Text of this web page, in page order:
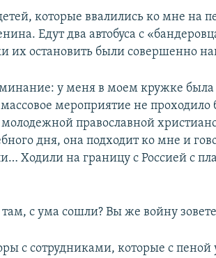
которые ввалились ко мне на
Едут два автобуса с
их остановить были совершенно
у меня в моем кружке была
мероприятие не проходило
православной
дня, она подходит ко мне и
Ходили на границу с Россией с
с ума сошли? Вы же войну
с сотрудниками, которые с пеной